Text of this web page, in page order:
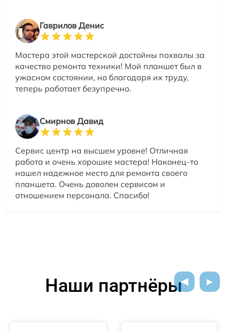
Гаврилов Денис
Мастера этой мастерской достойны похвалы за
качество ремонта техники! Мой планшет был в
ужасном состоянии, но благодаря их труду,
теперь работает безупречно.
Смирнов Давид
Сервис центр на высшем уровне! Отличная
работа и очень хорошие мастера! Наконец-то
нашел надежное место для ремонта своего
планшета. Очень доволен сервисом и
отношением персонала. Спасибо!
Наши партнёры